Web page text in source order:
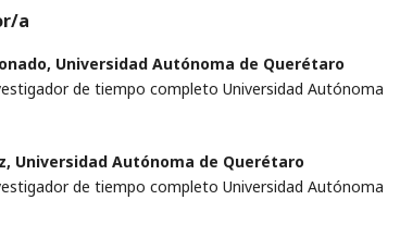
a
Universidad Autónoma de Querétaro
de tiempo completo Universidad Autónoma
Universidad Autónoma de Querétaro
de tiempo completo Universidad Autónoma